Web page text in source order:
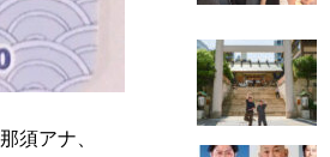
須アナ、
AD